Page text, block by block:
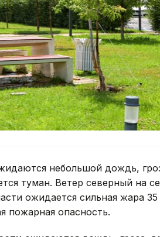
небольшой дождь,
туман. Ветер северный на
ожидается сильная жара
пожарная опасность.